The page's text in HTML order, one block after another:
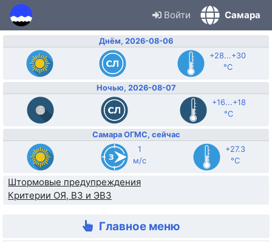
Войти Самара
Днём, 2026-08-06
+28...+30
°C
Ночью, 2026-08-07
+16...+18
°C
Самара ОГМС, сейчас
1
м/с
+27.3
°C
Штормовые предупреждения
Критерии ОЯ, ВЗ и ЭВЗ
Главное меню